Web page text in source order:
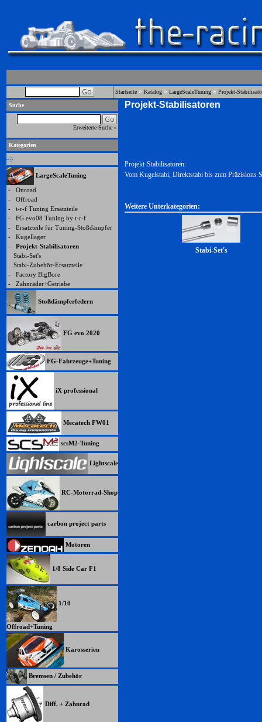
Startseite » Katalog » LargeScaleTuning » Projekt-
Suche
Erweiterte Suche »
Kategorien
LargeScaleTuning
- Onroad
- Offroad
- t-r-f Tuning Ersatzteile
- FG evo08 Tuning by t-r-f
- Ersatzteile für Tuning-Stoßdämpfer
- Kugellager
- Projekt-Stabilisatoren
Stabi-Set's
Stabi-Zubehör-Ersatzteile
- Factory BigBore
- Zahnräder+Getriebe
Stoßdämpferfedern
FG evo 2020
FG-Fahrzeuge+Tuning
iX professional
Mecatech FW01
scsM2-Tuning
Lightscale
RC-Motorrad-Shop
carbon project parts
Motoren
1/8 Side Car F1
1/10
Offroad+Tuning
Karosserien
Bremsen / Zubehör
Diff. + Zahnrad
Projekt-Stabilisatoren
Projekt-Stabilisatoren:
Vom Kugelstabi, Direktstabi bis zum Präzisions
Weitere Unterkategorien:
Stabi-Set's